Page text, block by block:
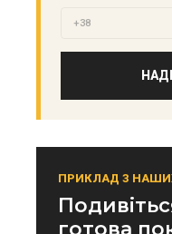
ПРИКЛАД З